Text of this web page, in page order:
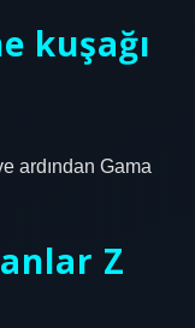
kuşağı
ardından Gama
Z